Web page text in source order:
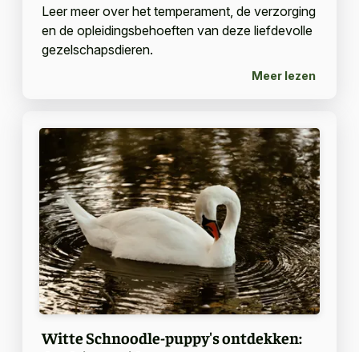
Leer meer over het temperament, de verzorging
en de opleidingsbehoeften van deze liefdevolle
gezelschapsdieren.
Meer lezen
Witte Schnoodle-puppy's ontdekken: